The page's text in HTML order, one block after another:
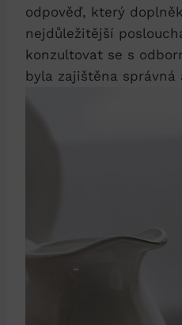
odpověď, který
nejdůležitější
konzultovat se s
byla zajištěna správná